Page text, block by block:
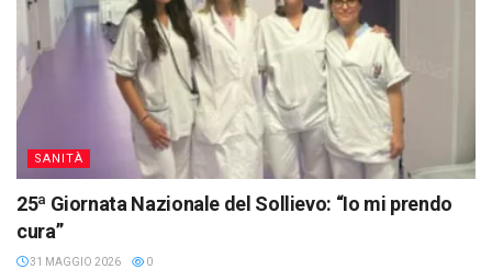
SANITÀ
25ª Giornata Nazionale del Sollievo: “Io mi prendo
cura”
31 MAGGIO 2026 0